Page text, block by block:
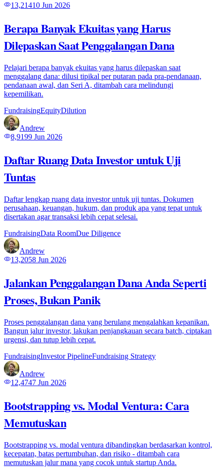
13,21410 Jun 2026
Berapa Banyak Ekuitas yang Harus
Dilepaskan Saat Penggalangan Dana
Pelajari berapa banyak ekuitas yang harus dilepaskan saat
menggalang dana: dilusi tipikal per putaran pada pra-pendanaan,
pendanaan awal, dan Seri A, ditambah cara melindungi
kepemilikan.
FundraisingEquityDilution
Andrew
8,9199 Jun 2026
Daftar Ruang Data Investor untuk Uji
Tuntas
Daftar lengkap ruang data investor untuk uji tuntas. Dokumen
perusahaan, keuangan, hukum, dan produk apa yang tepat untuk
disertakan agar transaksi lebih cepat selesai.
FundraisingData RoomDue Diligence
Andrew
13,2058 Jun 2026
Jalankan Penggalangan Dana Anda Seperti
Proses, Bukan Panik
Proses penggalangan dana yang berulang mengalahkan kepanikan.
Bangun jalur investor, lakukan penjangkauan secara batch, ciptakan
urgensi, dan tutup lebih cepat.
FundraisingInvestor PipelineFundraising Strategy
Andrew
12,4747 Jun 2026
Bootstrapping vs. Modal Ventura: Cara
Memutuskan
Bootstrapping vs. modal ventura dibandingkan berdasarkan kontrol,
kecepatan, batas pertumbuhan, dan risiko - ditambah cara
memutuskan jalur mana yang cocok untuk startup Anda.